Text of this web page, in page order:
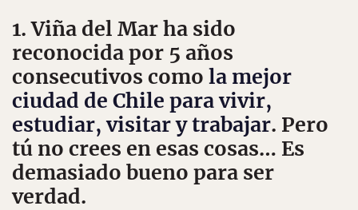
1. Viña del Mar ha sido
reconocida por 5 años
consecutivos como la mejor
ciudad de Chile para vivir,
estudiar, visitar y trabajar. Pero
tú no crees en esas cosas… Es
demasiado bueno para ser
verdad.